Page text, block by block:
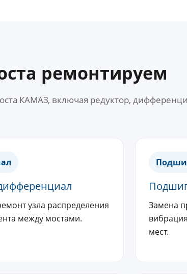
ремонтируем
КАМАЗ, включая редуктор,
узла распределения
между мостами.
Замена
мест.